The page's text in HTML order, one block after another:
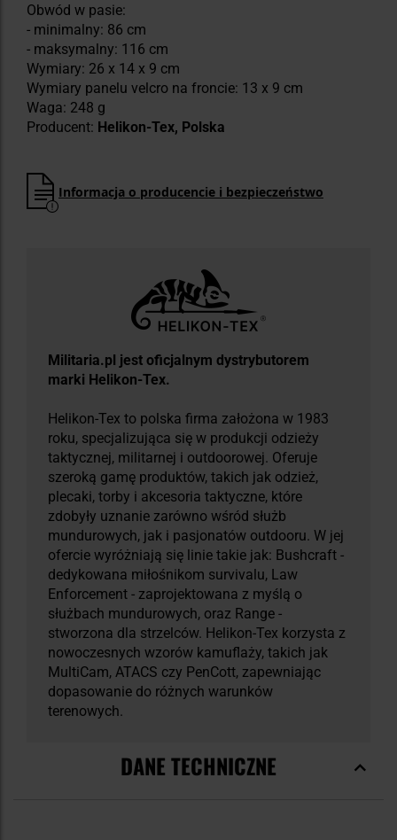
Obwód w pasie:
- minimalny: 86 cm
- maksymalny: 116 cm
Wymiary: 26 x 14 x 9 cm
Wymiary panelu velcro na froncie: 13 x 9 cm
Waga: 248 g
Producent: Helikon-Tex, Polska
Informacja o producencie i bezpieczeństwo
Militaria.pl jest oficjalnym dystrybutorem
marki Helikon-Tex.
Helikon-Tex to polska firma założona w 1983
roku, specjalizująca się w produkcji odzieży
taktycznej, militarnej i outdoorowej. Oferuje
szeroką gamę produktów, takich jak odzież,
plecaki, torby i akcesoria taktyczne, które
zdobyły uznanie zarówno wśród służb
mundurowych, jak i pasjonatów outdooru. W jej
ofercie wyróżniają się linie takie jak: Bushcraft -
dedykowana miłośnikom survivalu, Law
Enforcement - zaprojektowana z myślą o
służbach mundurowych, oraz Range -
stworzona dla strzelców. Helikon-Tex korzysta z
nowoczesnych wzorów kamuflaży, takich jak
MultiCam, ATACS czy PenCott, zapewniając
dopasowanie do różnych warunków
terenowych.
DANE TECHNICZNE